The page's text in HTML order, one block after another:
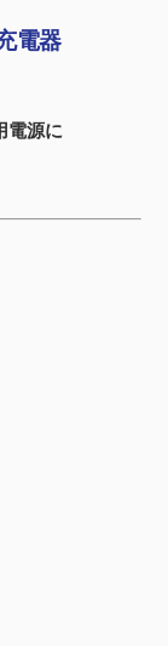
電器
電源に